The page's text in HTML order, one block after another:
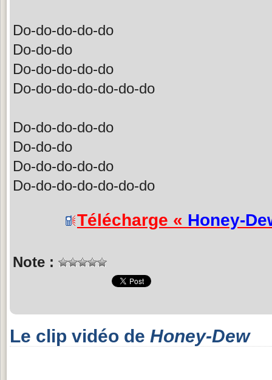
Do-do-do-do-do
Do-do-do
Do-do-do-do-do
Do-do-do-do-do-do-do
Do-do-do-do-do
Do-do-do
Do-do-do-do-do
Do-do-do-do-do-do-do
Télécharge « Honey-
Note :
Le clip vidéo de Honey-Dew